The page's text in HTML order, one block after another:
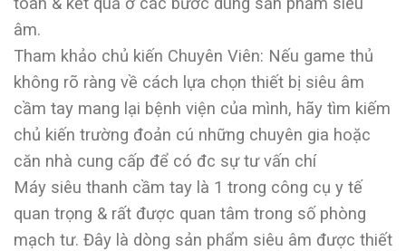
âm.
Tham khảo chủ kiến Chuyên Viên: Nếu game thủ
không rõ ràng về cách lựa chọn thiết bị siêu âm
cầm tay mang lại bệnh viện của mình, hãy tìm kiếm
chủ kiến trường đoản cú những chuyên gia hoặc
căn nhà cung cấp để có đc sự tư vấn chí
Máy siêu thanh cầm tay là 1 trong công cụ y tế
quan trọng & rất được quan tâm trong số phòng
mạch tư. Đây là dòng sản phẩm siêu âm được thiết